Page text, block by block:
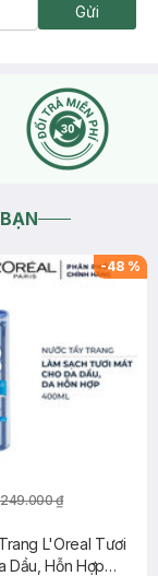
Gửi
-48 %
249.000 ₫
L'Oreal Tươi
Dầu, Hỗn Hợp